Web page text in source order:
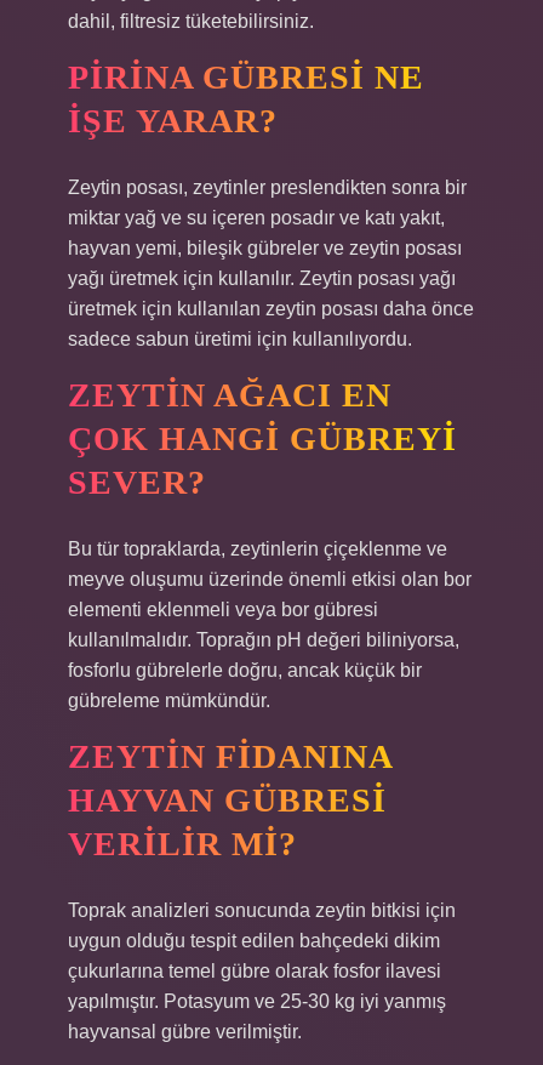
dahil, filtresiz tüketebilirsiniz.
PIRINA GÜBRESI NE
IŞE YARAR?
Zeytin posası, zeytinler preslendikten sonra bir
miktar yağ ve su içeren posadır ve katı yakıt,
hayvan yemi, bileşik gübreler ve zeytin posası
yağı üretmek için kullanılır. Zeytin posası yağı
üretmek için kullanılan zeytin posası daha önce
sadece sabun üretimi için kullanılıyordu.
ZEYTIN AĞACI EN
ÇOK HANGI GÜBREYI
SEVER?
Bu tür topraklarda, zeytinlerin çiçeklenme ve
meyve oluşumu üzerinde önemli etkisi olan bor
elementi eklenmeli veya bor gübresi
kullanılmalıdır. Toprağın pH değeri biliniyorsa,
fosforlu gübrelerle doğru, ancak küçük bir
gübreleme mümkündür.
ZEYTIN FIDANINA
HAYVAN GÜBRESI
VERILIR MI?
Toprak analizleri sonucunda zeytin bitkisi için
uygun olduğu tespit edilen bahçedeki dikim
çukurlarına temel gübre olarak fosfor ilavesi
yapılmıştır. Potasyum ve 25-30 kg iyi yanmış
hayvansal gübre verilmiştir.